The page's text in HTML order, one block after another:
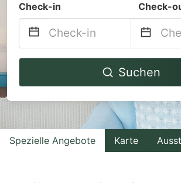
Check-in Check-
Navigate
to
with
the
to
the
Suchen
Spezielle Angebote Karte